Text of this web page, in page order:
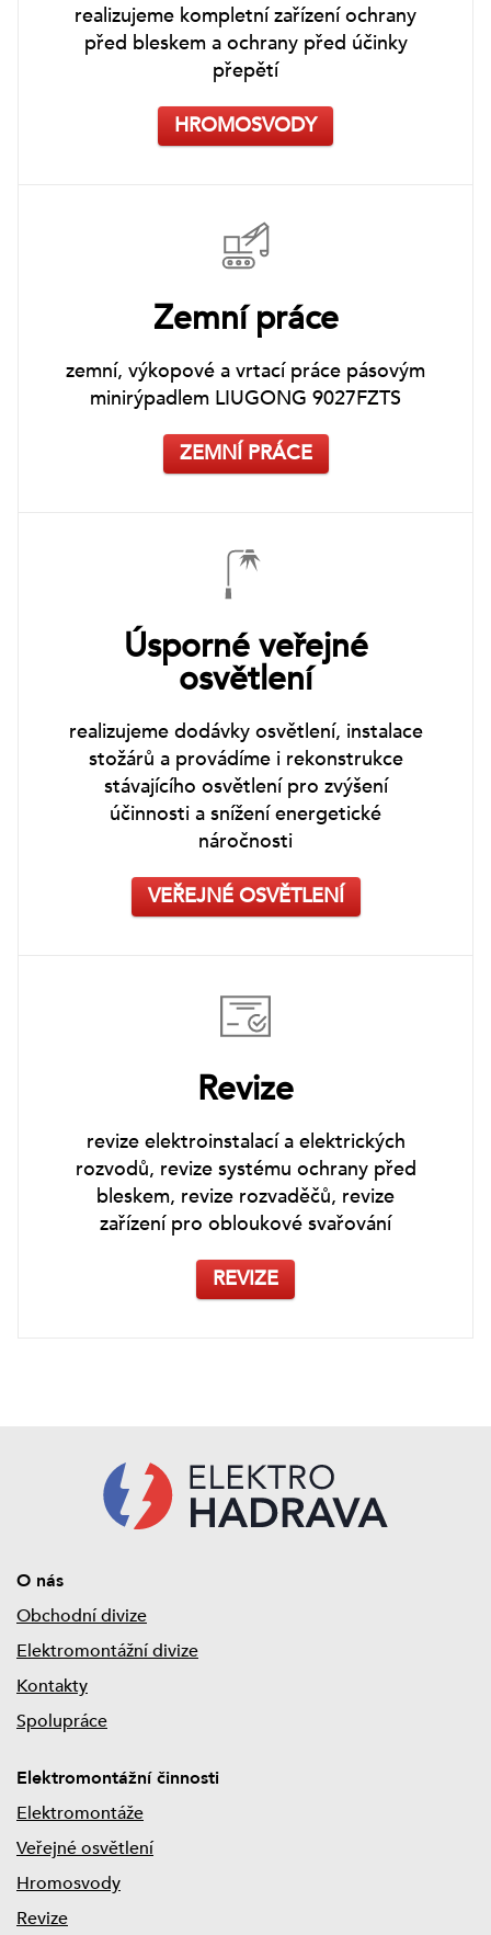
realizujeme kompletní zařízení ochrany
před bleskem a ochrany před účinky
přepětí
HROMOSVODY
Zemní práce
zemní, výkopové a vrtací práce pásovým
minirýpadlem LIUGONG 9027FZTS
ZEMNÍ PRÁCE
Úsporné veřejné
osvětlení
realizujeme dodávky osvětlení, instalace
stožárů a provádíme i rekonstrukce
stávajícího osvětlení pro zvýšení
účinnosti a snížení energetické
náročnosti
VEŘEJNÉ OSVĚTLENÍ
Revize
revize elektroinstalací a elektrických
rozvodů, revize systému ochrany před
bleskem, revize rozvaděčů, revize
zařízení pro obloukové svařování
REVIZE
O nás
Obchodní divize
Elektromontážní divize
Kontakty
Spolupráce
Elektromontážní činnosti
Elektromontáže
Veřejné osvětlení
Hromosvody
Revize